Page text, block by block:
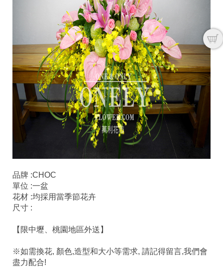
品牌 :CHOC
單位 :一盆
花材 :均採用當季節花卉
尺寸 :
【限中壢、桃園地區外送】
※如需換花, 顏色,造型和大小等需求, 請記得留言,我們會
盡力配合!